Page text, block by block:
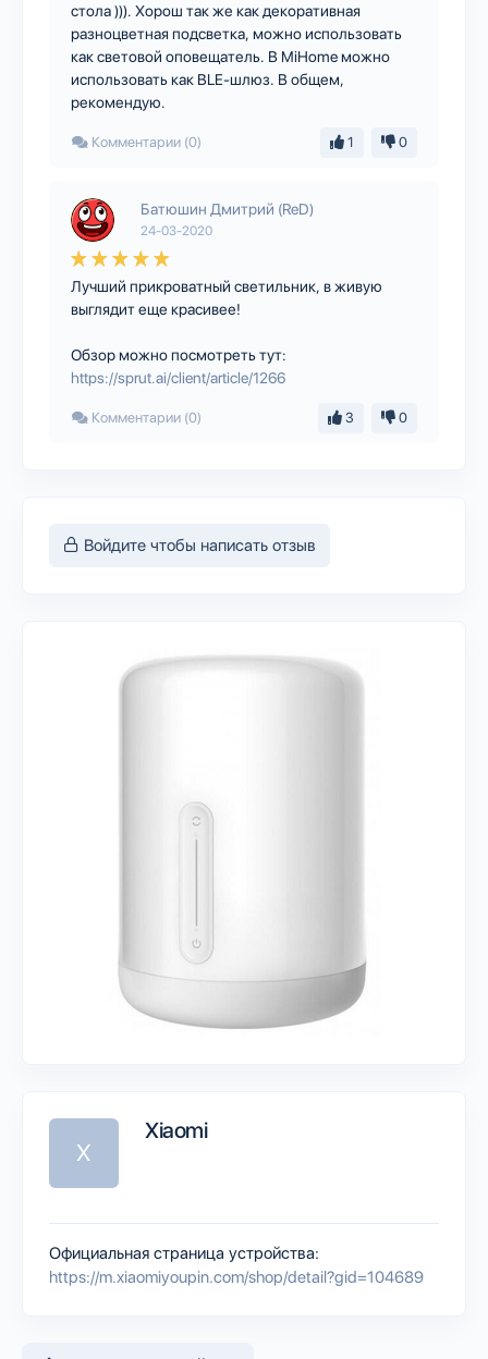
стола ))). Хорош так же как декоративная
разноцветная подсветка, можно использовать
как световой оповещатель. В MiHome можно
использовать как BLE-шлюз. В общем,
рекомендую.
Комментарии (0) 1 0
Батюшин Дмитрий (ReD)
24-03-2020
Лучший прикроватный светильник, в живую
выглядит еще красивее!
Обзор можно посмотреть тут:
https://sprut.ai/client/article/1266
Комментарии (0) 3 0
Войдите чтобы написать отзыв
X
Xiaomi
Официальная страница устройства:
https://m.xiaomiyoupin.com/shop/detail?gid=104689